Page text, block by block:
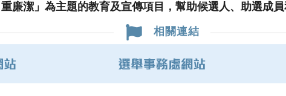
潔」為主題的教育及宣傳項目，幫助候選人、助選成員
相關連結